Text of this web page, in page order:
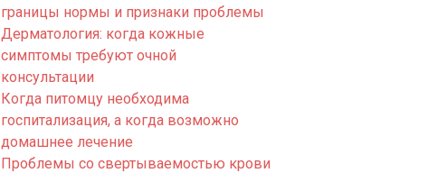
границы нормы и признаки проблемы
Дерматология: когда кожные
симптомы требуют очной
консультации
Когда питомцу необходима
госпитализация, а когда возможно
домашнее лечение
Проблемы со свертываемостью крови